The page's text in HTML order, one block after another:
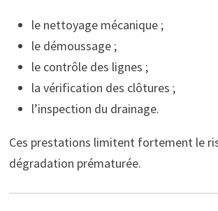
le nettoyage mécanique ;
le démoussage ;
le contrôle des lignes ;
la vérification des clôtures ;
l’inspection du drainage.
Ces prestations limitent fortement le
dégradation prématurée.